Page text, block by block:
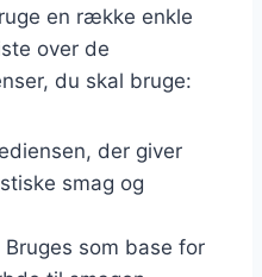
en række enkle
over de
du skal bruge:
der giver
smag og
Bruges som base for